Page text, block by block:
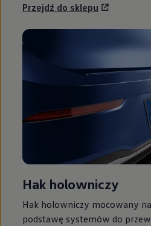
Przejdź do sklepu
Hak holowniczy
Hak holowniczy mocowany
podstawę systemów do